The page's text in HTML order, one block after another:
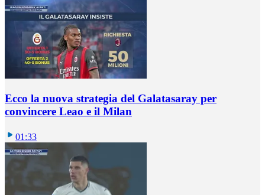
Ecco la nuova strategia del Galatasaray per
convincere Leao e il Milan
01:33